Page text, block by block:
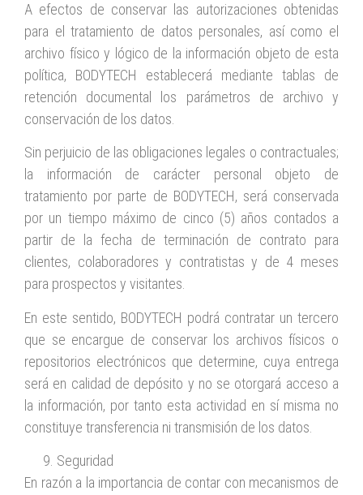
A efectos de conservar las autorizaciones obtenidas
para el tratamiento de datos personales, así como el
archivo físico y lógico de la información objeto de esta
política, BODYTECH establecerá mediante tablas de
retención documental los parámetros de archivo y
conservación de los datos.
Sin perjuicio de las obligaciones legales o contractuales;
la información de carácter personal objeto de
tratamiento por parte de BODYTECH, será conservada
por un tiempo máximo de cinco (5) años contados a
partir de la fecha de terminación de contrato para
clientes, colaboradores y contratistas y de 4 meses
para prospectos y visitantes.
En este sentido, BODYTECH podrá contratar un tercero
que se encargue de conservar los archivos físicos o
repositorios electrónicos que determine, cuya entrega
será en calidad de depósito y no se otorgará acceso a
la información, por tanto esta actividad en sí misma no
constituye transferencia ni transmisión de los datos.
Seguridad
En razón a la importancia de contar con mecanismos de